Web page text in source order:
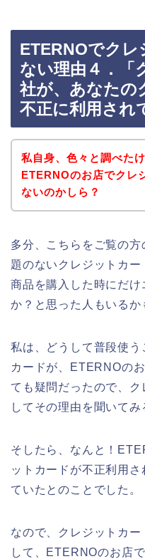
ETERNOでクレ
ない理由４．「
社が、あなたの
不正に利用され
私自身、色々と調べた
ETERNOのお店でクレ
ないのかしら？
多分、こちらをご覧の
題のないクレジットカ
商品を購入した時にだ
か？と思った人もいるか
私は、どうして普段使う
カードが、ETERNOの
ても疑問だったので、
してその理由を聞いてみ
そしたら、なんと！
ットカードが不正利用
ていたとのことでした。
なので、クレジットカ
して、ETERNOのお店